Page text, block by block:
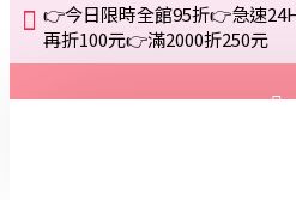
👉今日限時全館95折👉急速
再折100元👉滿2000折250元